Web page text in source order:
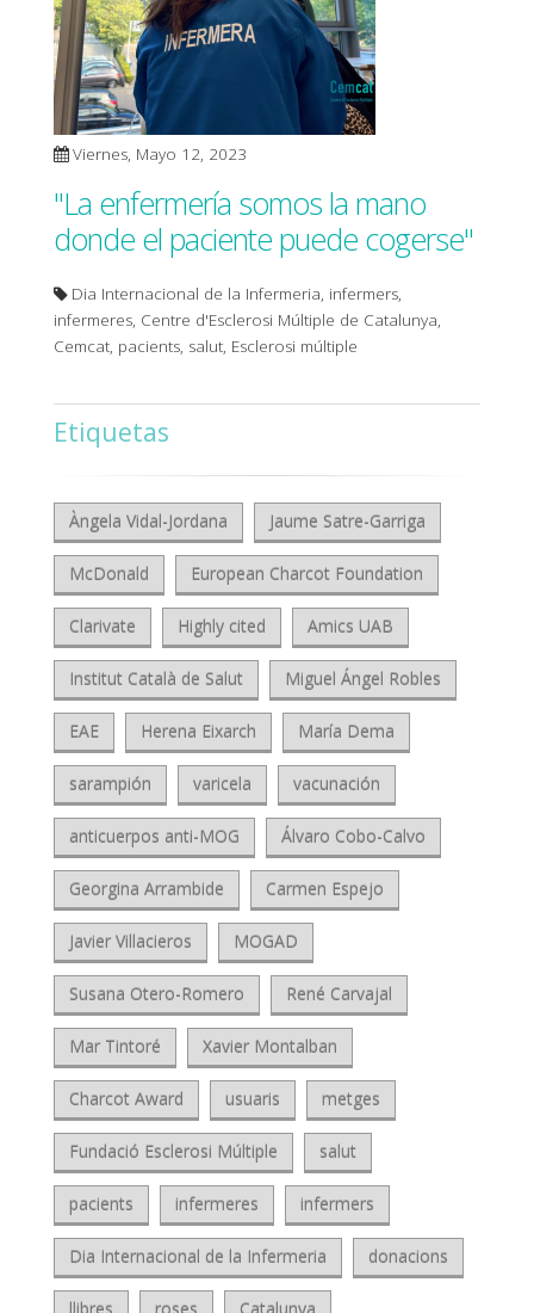
Viernes, Mayo 12, 2023
"La enfermería somos la mano
donde el paciente puede cogerse"
Dia Internacional de la Infermeria, infermers,
infermeres, Centre d'Esclerosi Múltiple de Catalunya,
Cemcat, pacients, salut, Esclerosi múltiple
Etiquetas
Àngela Vidal-Jordana Jaume Satre-Garriga
McDonald European Charcot Foundation
Clarivate Highly cited Amics UAB
Institut Català de Salut Miguel Ángel Robles
EAE Herena Eixarch María Dema
sarampión varicela vacunación
anticuerpos anti-MOG Álvaro Cobo-Calvo
Georgina Arrambide Carmen Espejo
Javier Villacieros MOGAD
Susana Otero-Romero René Carvajal
Mar Tintoré Xavier Montalban
Charcot Award usuaris metges
Fundació Esclerosi Múltiple salut
pacients infermeres infermers
Dia Internacional de la Infermeria donacions